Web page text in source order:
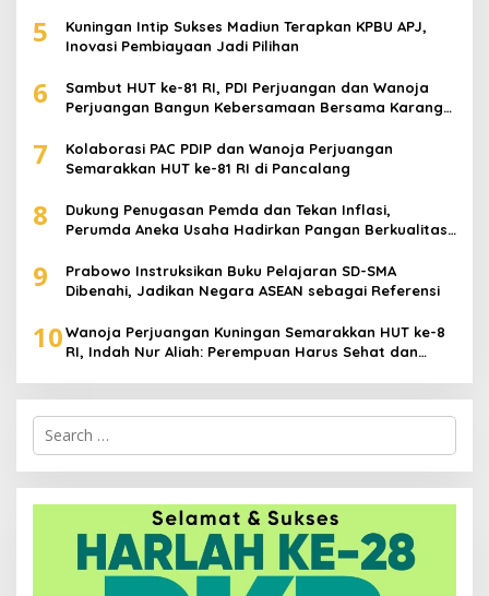
5
Kuningan Intip Sukses Madiun Terapkan KPBU APJ,
Inovasi Pembiayaan Jadi Pilihan
6
Sambut HUT ke-81 RI, PDI Perjuangan dan Wanoja
Perjuangan Bangun Kebersamaan Bersama Karang
7
Kolaborasi PAC PDIP dan Wanoja Perjuangan
Semarakkan HUT ke-81 RI di Pancalang
8
Dukung Penugasan Pemda dan Tekan Inflasi,
Perumda Aneka Usaha Hadirkan Pangan Berkualitas
9
Prabowo Instruksikan Buku Pelajaran SD-SMA
Dibenahi, Jadikan Negara ASEAN sebagai Referensi
10Wanoja Perjuangan Kuningan Semarakkan HUT ke-8
RI, Indah Nur Aliah: Perempuan Harus Sehat dan
Search
for: